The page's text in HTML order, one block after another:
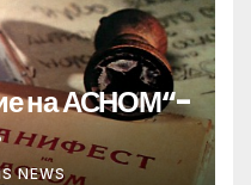
на АСНОМ“-
NEWS